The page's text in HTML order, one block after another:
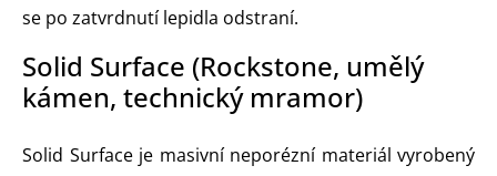
se po zatvrdnutí lepidla odstraní.
Solid Surface (Rockstone, umělý
kámen, technický mramor)
Solid Surface je masivní neporézní materiál vyrobený